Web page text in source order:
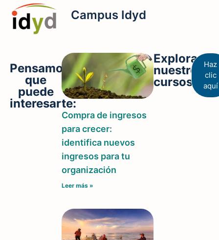
Pensamos
que
puede
interesarte:
Compra de ingresos
para crecer:
identifica nuevos
ingresos para tu
organización
Leer más »
Explora
nuestros
cursos
Haz
clic
aquí
Campus Idyd